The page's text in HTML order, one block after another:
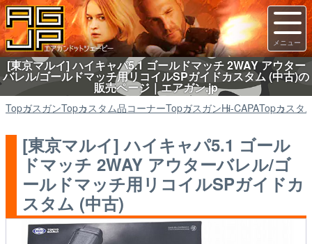
[東京マルイ] ハイキャパ5.1 ゴールドマッチ 2WAY アウター
バレル/ゴールドマッチ用リコイルSPガイドカスタム (中古)の
販売ページ｜エアガン.jp
TopガスガンTopカスタム品コーナーTopガスガンHi-CAPATopカスタ
[東京マルイ] ハイキャパ5.1 ゴール
ドマッチ 2WAY アウターバレル/ゴ
ールドマッチ用リコイルSPガイドカ
スタム (中古)